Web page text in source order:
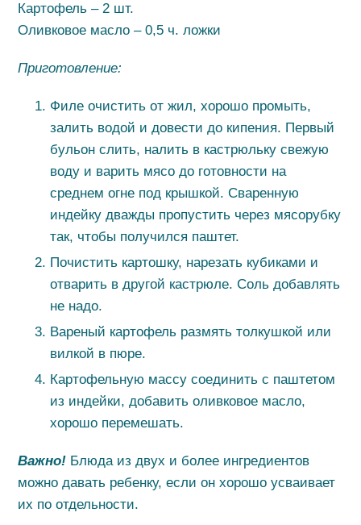
Картофель – 2 шт.
Оливковое масло – 0,5 ч. ложки
Приготовление:
Филе очистить от жил, хорошо промыть,
залить водой и довести до кипения. Первый
бульон слить, налить в кастрюльку свежую
воду и варить мясо до готовности на
среднем огне под крышкой. Сваренную
индейку дважды пропустить через мясорубку
так, чтобы получился паштет.
Почистить картошку, нарезать кубиками и
отварить в другой кастрюле. Соль добавлять
не надо.
Вареный картофель размять толкушкой или
вилкой в пюре.
Картофельную массу соединить с паштетом
из индейки, добавить оливковое масло,
хорошо перемешать.
Важно! Блюда из двух и более ингредиентов
можно давать ребенку, если он хорошо усваивает
их по отдельности.